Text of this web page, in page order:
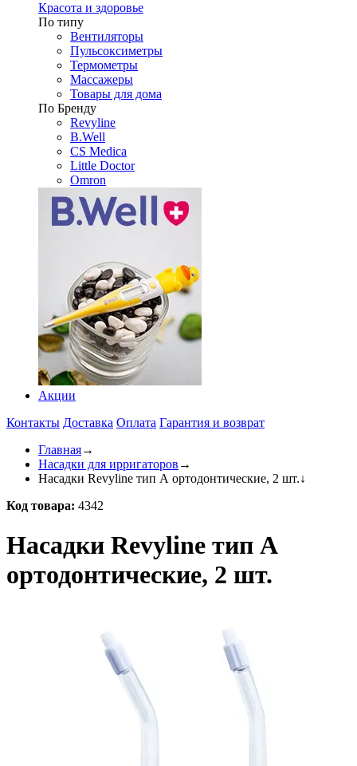
Красота и здоровье
По типу
Вентиляторы
Пульсоксиметры
Термометры
Массажеры
Товары для дома
По Бренду
Revyline
B.Well
CS Medica
Little Doctor
Omron
Акции
Контакты Доставка Оплата Гарантия и возврат
Главная→
Насадки для ирригаторов →
Насадки Revyline тип А ортодонтические, 2 шт.↓
Код товара: 4342
Насадки Revyline тип А
ортодонтические, 2 шт.